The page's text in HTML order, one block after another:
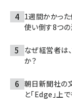
1週間かかっ
使い倒す8つの
なぜ経営者は
か？
朝日新聞社の
と「Edge」上